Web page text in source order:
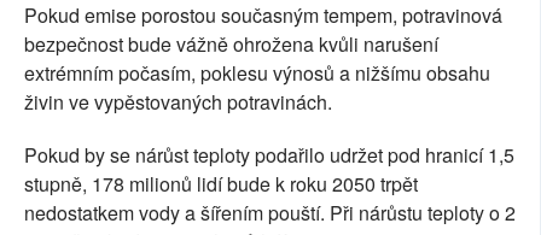
Pokud emise porostou současným tempem, potravinová
bezpečnost bude vážně ohrožena kvůli narušení
extrémním počasím, poklesu výnosů a nižšímu obsahu
živin ve vypěstovaných potravinách.
Pokud by se nárůst teploty podařilo udržet pod hranicí 1,5
stupně, 178 milionů lidí bude k roku 2050 trpět
nedostatkem vody a šířením pouští. Při nárůstu teploty o 2